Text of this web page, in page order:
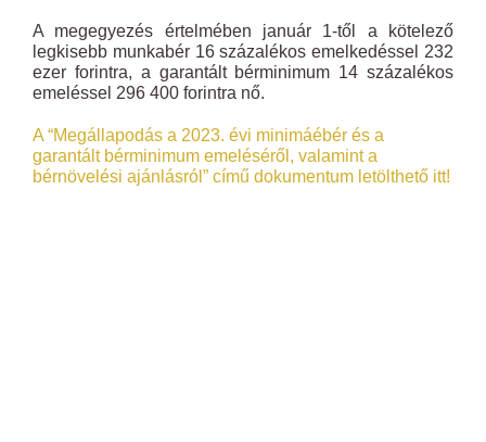
A megegyezés értelmében január 1-től a kötelező
legkisebb munkabér 16 százalékos emelkedéssel 232
ezer forintra, a garantált bérminimum 14 százalékos
emeléssel 296 400 forintra nő.
A “Megállapodás a 2023. évi minimáébér és a
garantált bérminimum emeléséről, valamint a
bérnövelési ajánlásról” című dokumentum letölthető itt!